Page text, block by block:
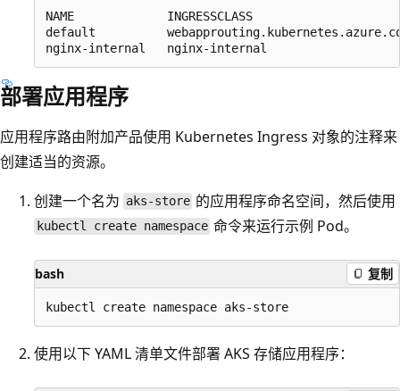
NAME             INGRESSCLASS
default
部署应用程序
应用程序路由附加产品使用 Kubernetes Ingress 对象的注释来
创建适当的资源。
创建一个名为 aks-store 的应用程序命名空间，然后使用
kubectl create namespace 命令来运行示例 Pod。
bash 复制
使用以下 YAML 清单文件部署 AKS 存储应用程序：